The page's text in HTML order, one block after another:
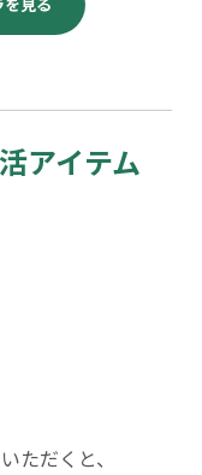
見る
アイテム
ただくと、